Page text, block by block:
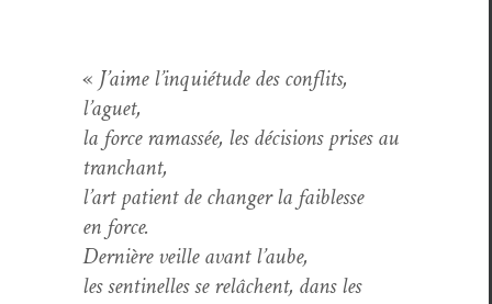
« J’aime l’inquiétude des con­flits,
l’aguet,
la force ramassée, les déci­sions pris­es au
tranchant,
l’art patient de chang­er la faib­lesse
en force.
Dernière veille avant l’aube,
les sen­tinelles se relâchent, dans les